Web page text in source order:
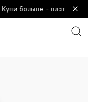
больше - плати меньше!